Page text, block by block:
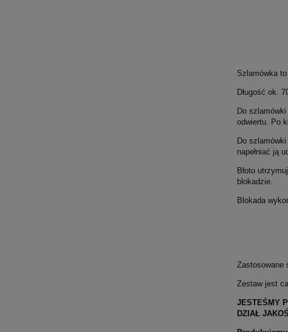
Szlamówka
Długość ok.
Do
odwiertu. Po
Do
napełniać ją
Błoto
blokadzie.
Blokada
Zastosowane
Zestaw jest
JESTEŚMY
DZIAŁ